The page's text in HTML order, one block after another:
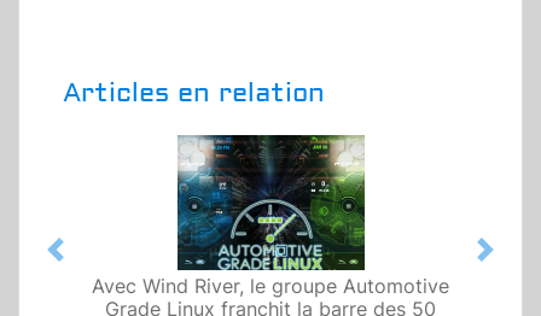
Articles en relation
Avec Wind River, le groupe Automotive
Grade Linux franchit la barre des 50
Previous Next